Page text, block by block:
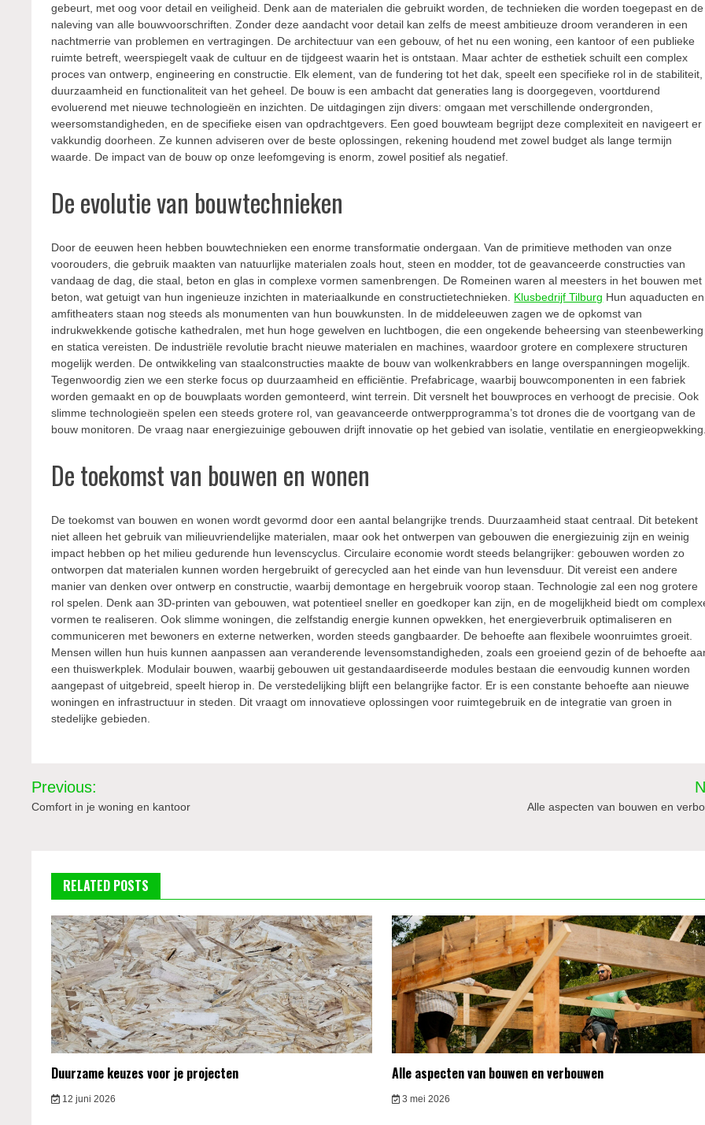
gebeurt, met oog voor detail en veiligheid. Denk aan de materialen die gebruikt worden, de technieken die worden toegepast en de
naleving van alle bouwvoorschriften. Zonder deze aandacht voor detail kan zelfs de meest ambitieuze droom veranderen in een
nachtmerrie van problemen en vertragingen. De architectuur van een gebouw, of het nu een woning, een kantoor of een publieke
ruimte betreft, weerspiegelt vaak de cultuur en de tijdgeest waarin het is ontstaan. Maar achter de esthetiek schuilt een complex
proces van ontwerp, engineering en constructie. Elk element, van de fundering tot het dak, speelt een specifieke rol in de stabiliteit,
duurzaamheid en functionaliteit van het geheel. De bouw is een ambacht dat generaties lang is doorgegeven, voortdurend
evoluerend met nieuwe technologieën en inzichten. De uitdagingen zijn divers: omgaan met verschillende ondergronden,
weersomstandigheden, en de specifieke eisen van opdrachtgevers. Een goed bouwteam begrijpt deze complexiteit en navigeert er
vakkundig doorheen. Ze kunnen adviseren over de beste oplossingen, rekening houdend met zowel budget als lange termijn
waarde. De impact van de bouw op onze leefomgeving is enorm, zowel positief als negatief.
De evolutie van bouwtechnieken
Door de eeuwen heen hebben bouwtechnieken een enorme transformatie ondergaan. Van de primitieve methoden van onze
voorouders, die gebruik maakten van natuurlijke materialen zoals hout, steen en modder, tot de geavanceerde constructies van
vandaag de dag, die staal, beton en glas in complexe vormen samenbrengen. De Romeinen waren al meesters in het bouwen met
beton, wat getuigt van hun ingenieuze inzichten in materiaalkunde en constructietechnieken. Klusbedrijf Tilburg Hun aquaducten en
amfitheaters staan nog steeds als monumenten van hun bouwkunsten. In de middeleeuwen zagen we de opkomst van
indrukwekkende gotische kathedralen, met hun hoge gewelven en luchtbogen, die een ongekende beheersing van steenbewerking
en statica vereisten. De industriële revolutie bracht nieuwe materialen en machines, waardoor grotere en complexere structuren
mogelijk werden. De ontwikkeling van staalconstructies maakte de bouw van wolkenkrabbers en lange overspanningen mogelijk.
Tegenwoordig zien we een sterke focus op duurzaamheid en efficiëntie. Prefabricage, waarbij bouwcomponenten in een fabriek
worden gemaakt en op de bouwplaats worden gemonteerd, wint terrein. Dit versnelt het bouwproces en verhoogt de precisie. Ook
slimme technologieën spelen een steeds grotere rol, van geavanceerde ontwerpprogramma’s tot drones die de voortgang van de
bouw monitoren. De vraag naar energiezuinige gebouwen drijft innovatie op het gebied van isolatie, ventilatie en
De toekomst van bouwen en wonen
De toekomst van bouwen en wonen wordt gevormd door een aantal belangrijke trends. Duurzaamheid staat centraal. Dit betekent
niet alleen het gebruik van milieuvriendelijke materialen, maar ook het ontwerpen van gebouwen die energiezuinig zijn en weinig
impact hebben op het milieu gedurende hun levenscyclus. Circulaire economie wordt steeds belangrijker: gebouwen worden zo
ontworpen dat materialen kunnen worden hergebruikt of gerecycled aan het einde van hun levensduur. Dit vereist een andere
manier van denken over ontwerp en constructie, waarbij demontage en hergebruik voorop staan. Technologie zal een nog grotere
rol spelen. Denk aan 3D-printen van gebouwen, wat potentieel sneller en goedkoper kan zijn, en de mogelijkheid biedt om
vormen te realiseren. Ook slimme woningen, die zelfstandig energie kunnen opwekken, het energieverbruik optimaliseren en
communiceren met bewoners en externe netwerken, worden steeds gangbaarder. De behoefte aan flexibele woonruimtes groeit.
Mensen willen hun huis kunnen aanpassen aan veranderende levensomstandigheden, zoals een groeiend gezin of de behoefte
een thuiswerkplek. Modulair bouwen, waarbij gebouwen uit gestandaardiseerde modules bestaan die eenvoudig kunnen worden
aangepast of uitgebreid, speelt hierop in. De verstedelijking blijft een belangrijke factor. Er is een constante behoefte aan nieuwe
woningen en infrastructuur in steden. Dit vraagt om innovatieve oplossingen voor ruimtegebruik en de integratie van groen in
stedelijke gebieden.
Bericht
navigatie
Previous:
Comfort in je woning en kantoor Alle aspecten van bouwen en
RELATED POSTS
Duurzame keuzes voor je projecten
12 juni 2026
Alle aspecten van bouwen en verbouwen
3 mei 2026